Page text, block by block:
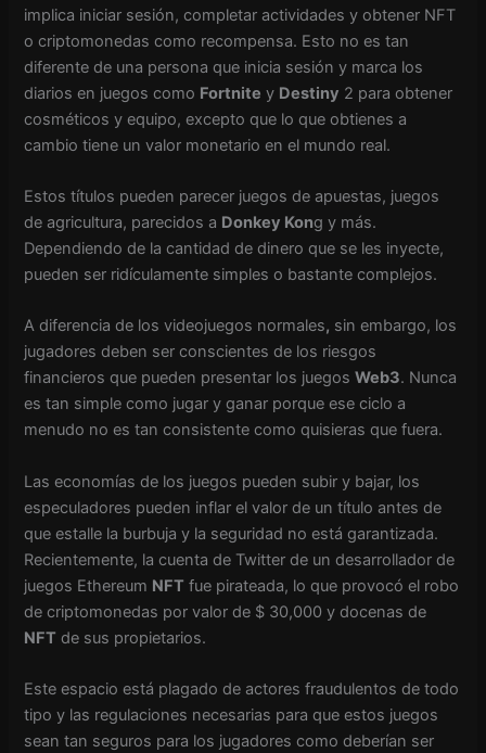
implica iniciar sesión, completar actividades y obtener NFT
o criptomonedas como recompensa. Esto no es tan
diferente de una persona que inicia sesión y marca los
diarios en juegos como Fortnite y Destiny 2 para obtener
cosméticos y equipo, excepto que lo que obtienes a
cambio tiene un valor monetario en el mundo real.
Estos títulos pueden parecer juegos de apuestas, juegos
de agricultura, parecidos a Donkey Kong y más.
Dependiendo de la cantidad de dinero que se les inyecte,
pueden ser ridículamente simples o bastante complejos.
A diferencia de los videojuegos normales, sin embargo, los
jugadores deben ser conscientes de los riesgos
financieros que pueden presentar los juegosWeb3. Nunca
es tan simple como jugar y ganar porque ese ciclo a
menudo no es tan consistente como quisieras que fuera.
Las economías de los juegos pueden subir y bajar, los
especuladores pueden inflar el valor de un título antes de
que estalle la burbuja y la seguridad no está garantizada.
Recientemente, la cuenta de Twitter de un desarrollador de
juegos Ethereum NFT fue pirateada, lo que provocó el robo
de criptomonedas por valor de $ 30,000 y docenas de
NFT de sus propietarios.
Este espacio está plagado de actores fraudulentos de todo
tipo y las regulaciones necesarias para que estos juegos
sean tan seguros para los jugadores como deberían ser